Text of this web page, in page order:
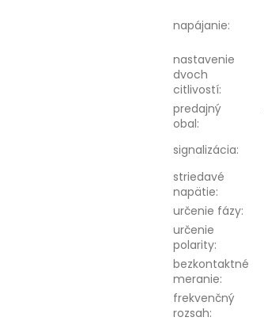
napájanie:
nastavenie
dvoch
citlivostí:
predajný
obal:
signalizácia:
striedavé
napätie:
určenie fázy:
určenie
polarity:
bezkontaktné
meranie:
frekvenčný
rozsah: